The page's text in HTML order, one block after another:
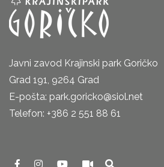
Javni zavod Krajinski park Goričko
Grad 191, 9264 Grad
E-pošta: park.goricko@siol.net
Telefon: +386 2 551 88 61